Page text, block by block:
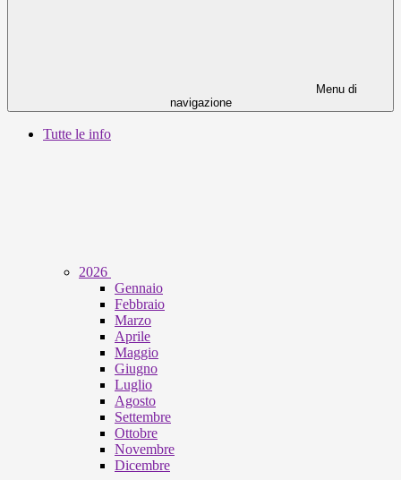
Menu di
navigazione
Tutte le info
2026
Gennaio
Febbraio
Marzo
Aprile
Maggio
Giugno
Luglio
Agosto
Settembre
Ottobre
Novembre
Dicembre